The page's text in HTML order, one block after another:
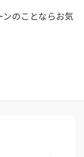
のことならお気